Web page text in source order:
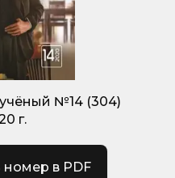
№14 (304)
г.
номер в PDF